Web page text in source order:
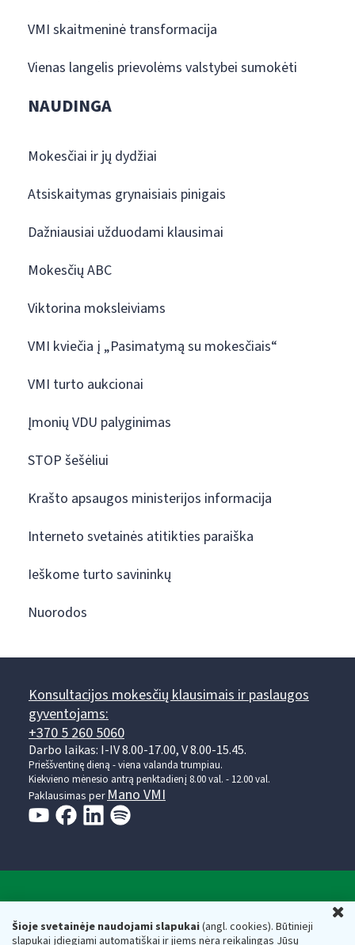
Šioje svetainėje naudojami slapukai(angl. cookies). Būtinieji
slapukai įdiegiami automatiškai ir jiems nėra reikalingas Jūsų
VMI skaitmeninė transformacija
Vienas langelis prievolėms valstybei sumokėti
NAUDINGA
Mokesčiai ir jų dydžiai
Atsiskaitymas grynaisiais pinigais
Dažniausiai užduodami klausimai
Mokesčių ABC
Viktorina moksleiviams
VMI kviečia į „Pasimatymą su mokesčiais“
VMI turto aukcionai
Įmonių VDU palyginimas
STOP šešėliui
Krašto apsaugos ministerijos informacija
Interneto svetainės atitikties paraiška
Ieškome turto savininkų
Nuorodos
Konsultacijos mokesčių klausimais ir paslaugos
gyventojams:
+370 5 260 5060
Darbo laikas: I-IV 8.00-17.00, V 8.00-15.45.
Prieššventinę dieną - viena valanda trumpiau.
Kiekvieno mėnesio antrą penktadienį 8.00 val. - 12.00 val.
Paklausimas per Mano VMI
Respublikos finansų ministerijos